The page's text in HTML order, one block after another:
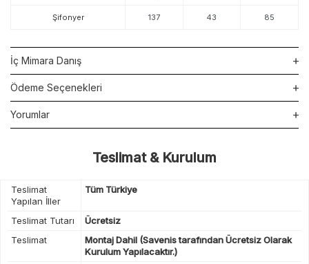
Şifonyer 137 43 85
İç Mimara Danış
Ödeme Seçenekleri
Yorumlar
Teslimat & Kurulum
Teslimat
Yapılan İller
Tüm Türkiye
Teslimat Tutarı
Ücretsiz
Teslimat
Montaj Dahil (Savenis tarafından Ücretsiz Olarak
Kurulum Yapılacaktır.)